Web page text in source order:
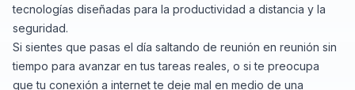
tecnologías diseñadas para la productividad a distancia y la
seguridad.
Si sientes que pasas el día saltando de reunión en reunión sin
tiempo para avanzar en tus tareas reales, o si te preocupa
que tu conexión a internet te deje mal en medio de una